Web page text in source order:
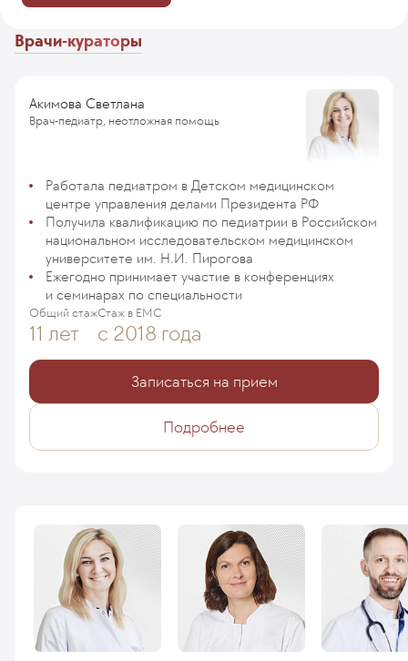
Врачи-кураторы
Акимова Светлана
Врач-педиатр, неотложная помощь
Работала педиатром в Детском медицинском
центре управления делами Президента РФ
Получила квалификацию по педиатрии в Российском
национальном исследовательском медицинском
университете им. Н.И. Пирогова
Ежегодно принимает участие в конференциях
и семинарах по специальности
Общий стаж
11 лет
Стаж в ЕМС
с 2018 года
Записаться на прием
Подробнее